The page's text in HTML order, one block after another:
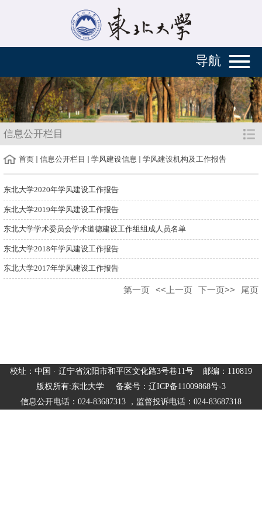
导航
信息公开栏目
首页 信息公开栏目 学风建设信息 学风建设机构及工作报告
东北大学2020年学风建设工作报告
东北大学2019年学风建设工作报告
东北大学学术委员会学术道德建设工作组组成人员名单
东北大学2018年学风建设工作报告
东北大学2017年学风建设工作报告
第一页 <<上一页 下一页>> 尾页
校址：中国 · 辽宁省沈阳市和平区文化路3号巷11号 邮编：110819
版权所有:东北大学 备案号：辽ICP备11009868号-3
信息公开电话：024-83687313 ，监督投诉电话：024-83687318